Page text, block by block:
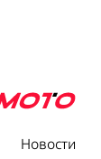
Новости